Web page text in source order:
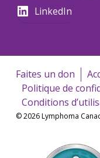
LinkedIn
Faites un don
Politique de
Conditions
© 2026 Lymphoma